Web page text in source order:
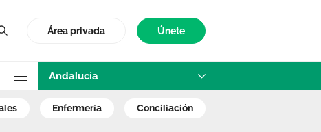
Área privada
Únete
Andalucía
y
enfermería conciliación